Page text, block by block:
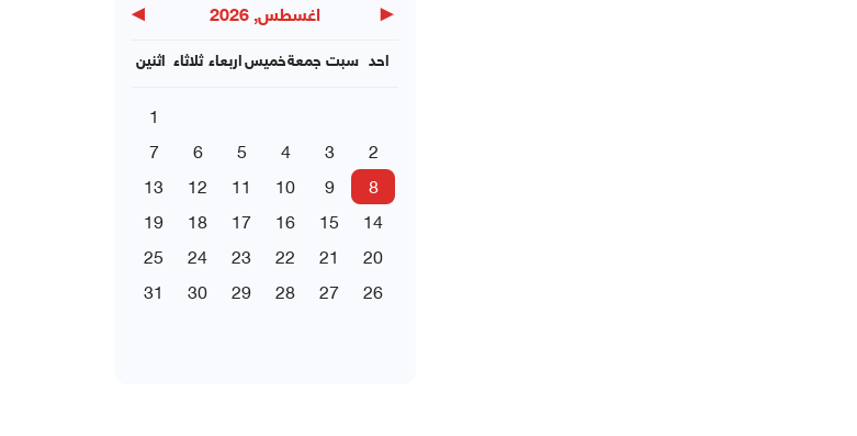
◀ اغسطس, 2026 ▶
اثنين ثلاثاء اربعاءخميسجمعة سبت احد
1
2
3
4
5
6
7
8
9
10
11
12
13
14
15
16
17
18
19
20
21
22
23
24
25
26
27
28
29
30
31